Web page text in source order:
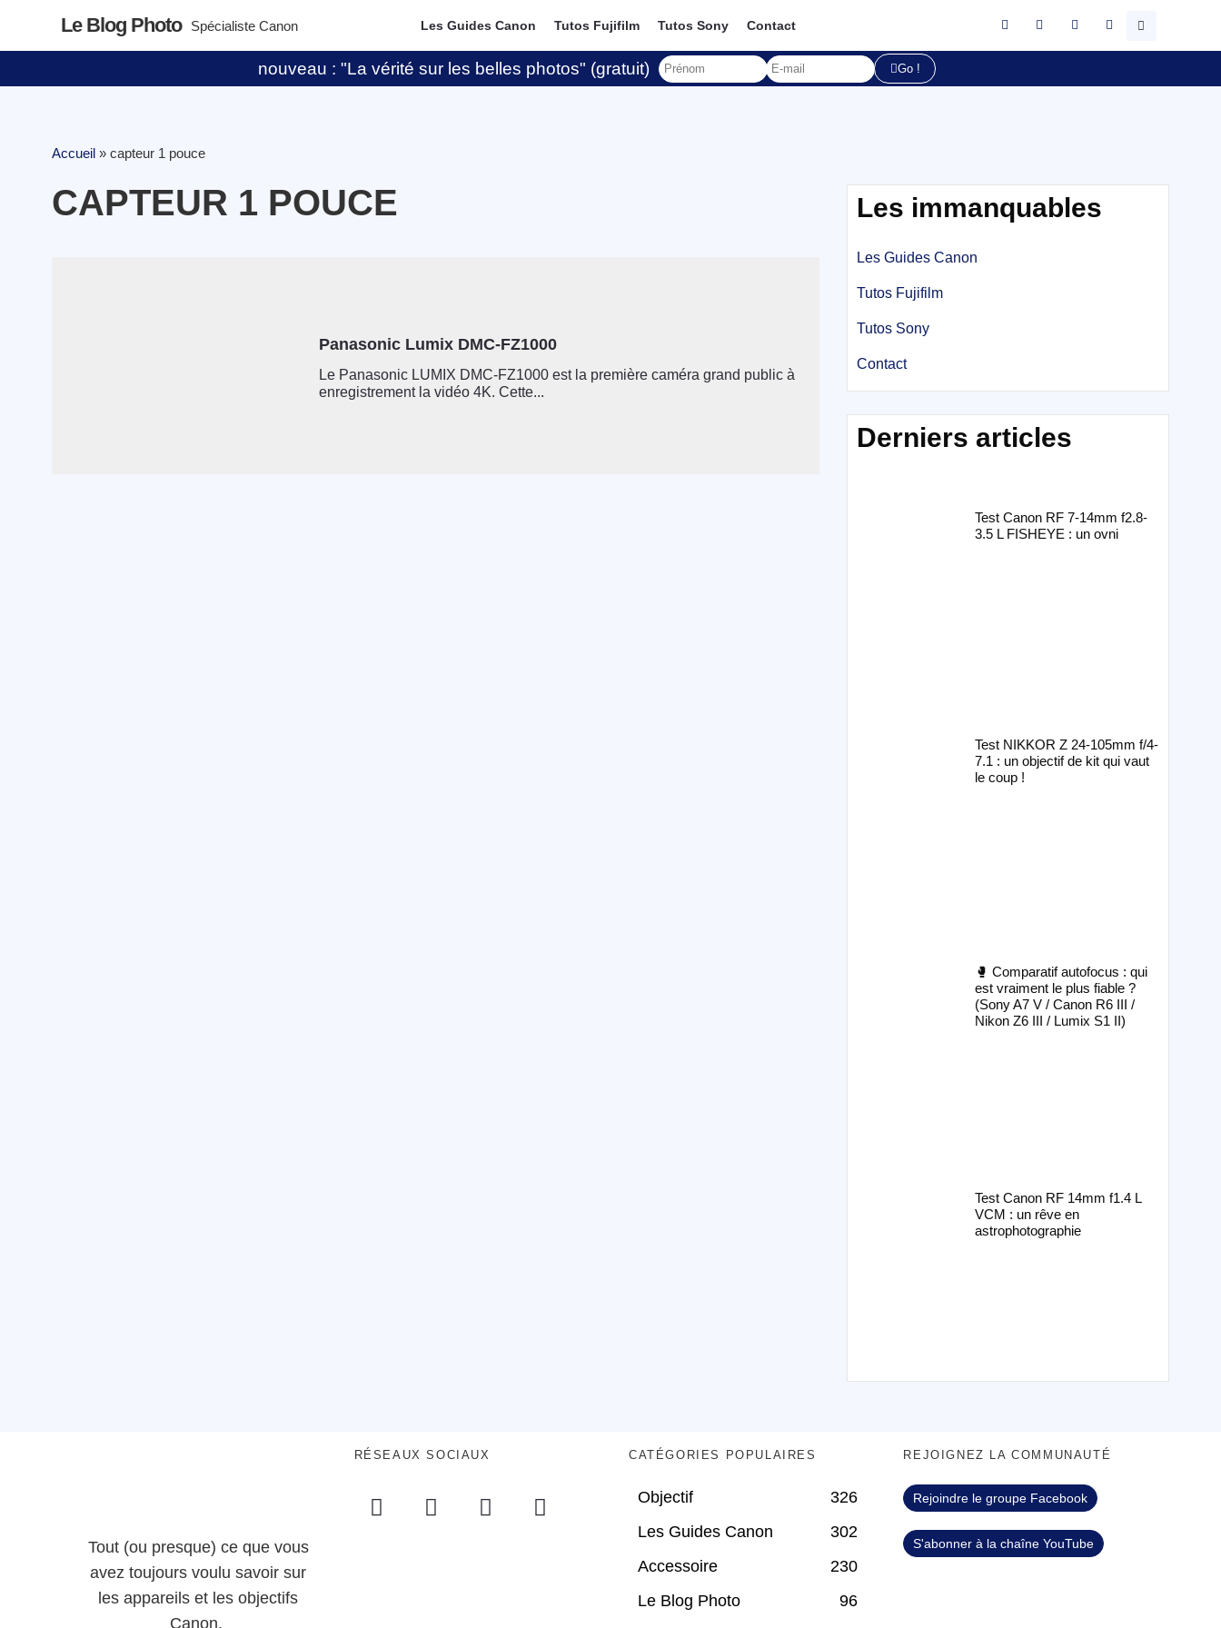
Le Blog Photo Spécialiste Canon Les Guides Canon Tutos Fujifilm Tutos Sony Contact
nouveau : "La vérité sur les belles photos" (gratuit) Go !
Accueil » capteur 1 pouce
CAPTEUR 1 POUCE
Panasonic Lumix DMC-FZ1000
Le Panasonic LUMIX DMC-FZ1000 est la première caméra grand public à
enregistrement la vidéo 4K. Cette...
Les immanquables
Les Guides Canon
Tutos Fujifilm
Tutos Sony
Contact
Derniers articles
Test Canon RF 7-14mm f2.8-
3.5 L FISHEYE : un ovni
Test NIKKOR Z 24-105mm f/4-
7.1 : un objectif de kit qui vaut
le coup !
🥊 Comparatif autofocus : qui
est vraiment le plus fiable ?
(Sony A7 V / Canon R6 III /
Nikon Z6 III / Lumix S1 II)
Test Canon RF 14mm f1.4 L
VCM : un rêve en
astrophotographie
Tout (ou presque) ce que vous
avez toujours voulu savoir sur
les appareils et les objectifs
Canon.
RÉSEAUX SOCIAUX CATÉGORIES POPULAIRES
Objectif
326
Les Guides Canon
302
Accessoire
230
Le Blog Photo
96
REJOIGNEZ LA COMMUNAUTÉ
Rejoindre le groupe Facebook
S'abonner à la chaîne YouTube